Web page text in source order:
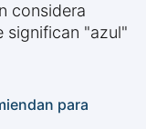
considera
significan "azul"
para